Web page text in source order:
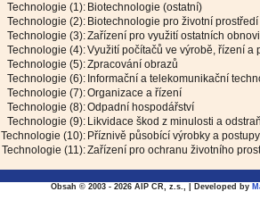
Technologie (1): Biotechnologie (ostatní)
Technologie (2): Biotechnologie pro životní prostředí
Technologie (3):Zařízení pro využití ostatních
Technologie (4):Využití počítačů ve výrobě, řízení a
Technologie (5):Zpracování obrazů
Technologie (6): Informační a telekomunikační
Technologie (7):Organizace a řízení
Technologie (8):Odpadní hospodářství
Technologie (9): Likvidace škod z minulosti a
Technologie (10): Příznivě působící výrobky a postupy
Technologie (11):Zařízení pro ochranu životního
Obsah © 2003 - 2026 AIP CR, z.s., | Developed by